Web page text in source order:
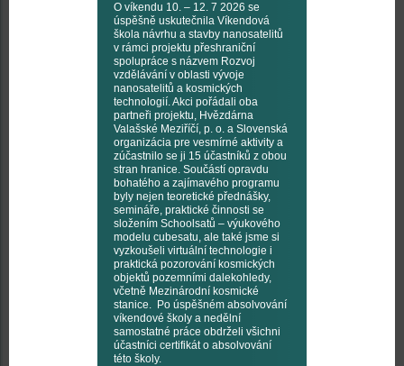
O víkendu 10. – 12. 7 2026 se
úspěšně uskutečnila Víkendová
škola návrhu a stavby nanosatelitů
v rámci projektu přeshraniční
spolupráce s názvem Rozvoj
vzdělávání v oblasti vývoje
nanosatelitů a kosmických
technologií. Akci pořádali oba
partneři projektu, Hvězdárna
Valašské Meziříčí, p. o. a Slovenská
organizácia pre vesmírné aktivity a
zúčastnilo se ji 15 účastníků z obou
stran hranice. Součástí opravdu
bohatého a zajímavého programu
byly nejen teoretické přednášky,
semináře, praktické činnosti se
složením Schoolsatů – výukového
modelu cubesatu, ale také jsme si
vyzkoušeli virtuální technologie i
praktická pozorování kosmických
objektů pozemními dalekohledy,
včetně Mezinárodní kosmické
stanice. Po úspěšném absolvování
víkendové školy a nedělní
samostatné práce obdrželi všichni
účastníci certifikát o absolvování
této školy.